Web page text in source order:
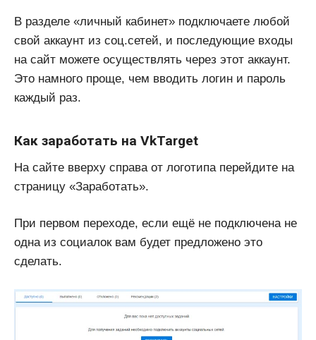
В разделе «личный кабинет» подключаете любой
свой аккаунт из соц.сетей, и последующие входы
на сайт можете осуществлять через этот аккаунт.
Это намного проще, чем вводить логин и пароль
каждый раз.
Как заработать на VkTarget
На сайте вверху справа от логотипа перейдите на
страницу «Заработать».
При первом переходе, если ещё не подключена не
одна из социалок вам будет предложено это
сделать.